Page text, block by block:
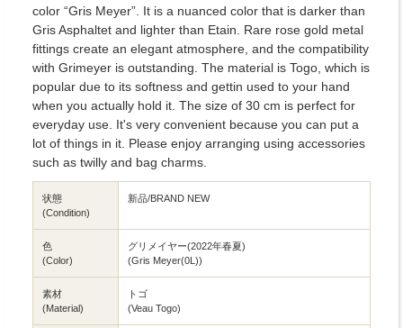
color “Gris Meyer”. It is a nuanced color that is darker than
Gris Asphaltet and lighter than Etain. Rare rose gold metal
fittings create an elegant atmosphere, and the compatibility
with Grimeyer is outstanding. The material is Togo, which is
popular due to its softness and gettin used to your hand
when you actually hold it. The size of 30 cm is perfect for
everyday use. It's very convenient because you can put a
lot of things in it. Please enjoy arranging using accessories
such as twilly and bag charms.
状態
(Condition)
新品/BRAND NEW
色
(Color)
グリメイヤー(2022年春夏)
(Gris Meyer(0L))
素材
(Material)
トゴ
(Veau Togo)